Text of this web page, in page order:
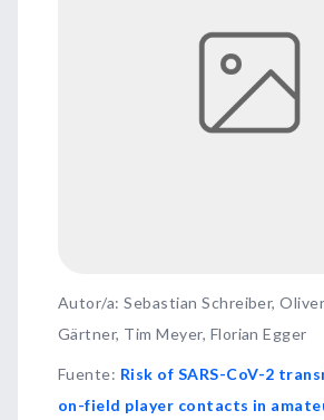
Autor/a: Sebastian Schreiber,
Gärtner, Tim Meyer, Florian Egger
Fuente: Risk of SARS-CoV-2
on-field player contacts in